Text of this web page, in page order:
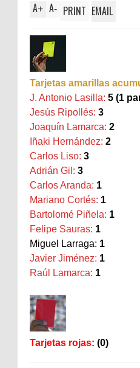
A+ A- PRINT EMAIL
Tarjetas amarillas
J. Antonio Lasilla: 5 (1
Jesús Ripollés: 3
Joaquín Lamarca: 2
Iñaki Hernández: 2
Carlos Liso: 3
Adrián Gil: 3
Carlos Aranda: 1
Mariano Cortés: 1
Bartolomé Piñela: 1
Felipe Sauras: 1
Miguel Larraga: 1
Javier Jiménez: 1
Raúl Lamarca: 1
Tarjetas rojas: (0)